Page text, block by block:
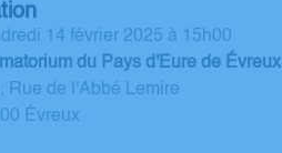
14 février 2025 à 15h00
du Pays d'Eure de Évreux
Rue de l'Abbé Lemire
Évreux